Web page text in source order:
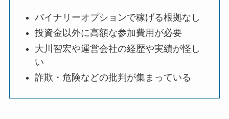
バイナリーオプションで稼げる根拠なし
投資金以外に高額な参加費用が必要
大川智宏や運営会社の経歴や実績が怪し
い
詐欺・危険などの批判が集まっている